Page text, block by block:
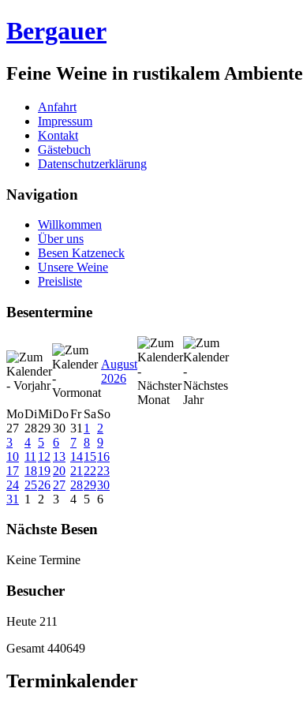
Bergauer
Feine Weine in rustikalem Ambiente
Anfahrt
Impressum
Kontakt
Gästebuch
Datenschutzerklärung
Navigation
Willkommen
Über uns
Besen Katzeneck
Unsere Weine
Preisliste
Besentermine
August
2026
MoDiMiDoFr SaSo
27 282930 31 1
2
3
4 5 6 7 8 9
10 11 12 13 141516
17 1819 20 21 2223
24 2526 27 282930
31
1 2 3 4 5 6
Nächste Besen
Keine Termine
Besucher
Heute 211
Gesamt 440649
Terminkalender